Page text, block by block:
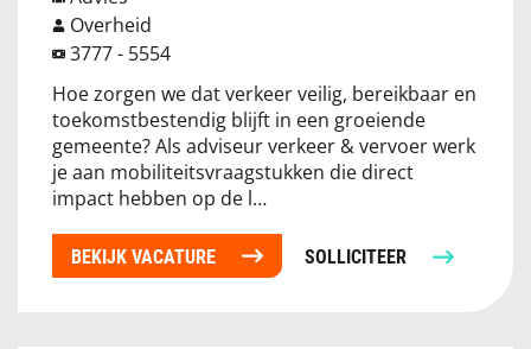
Overheid
3777 - 5554
Hoe zorgen we dat verkeer veilig, bereikbaar en
toekomstbestendig blijft in een groeiende
gemeente? Als adviseur verkeer & vervoer werk
je aan mobiliteitsvraagstukken die direct
impact hebben op de l…
BEKIJK VACATURE SOLLICITEER